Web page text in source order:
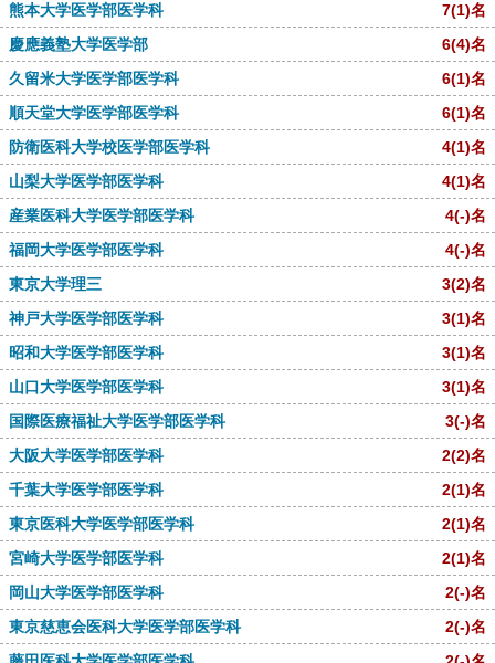
熊本大学医学部医学科
7(1)名
慶應義塾大学医学部
6(4)名
久留米大学医学部医学科
6(1)名
順天堂大学医学部医学科
6(1)名
防衛医科大学校医学部医学科
4(1)名
山梨大学医学部医学科
4(1)名
産業医科大学医学部医学科
4(-)名
福岡大学医学部医学科
4(-)名
東京大学理三
3(2)名
神戸大学医学部医学科
3(1)名
昭和大学医学部医学科
3(1)名
山口大学医学部医学科
3(1)名
国際医療福祉大学医学部医学科
3(-)名
大阪大学医学部医学科
2(2)名
千葉大学医学部医学科
2(1)名
東京医科大学医学部医学科
2(1)名
宮崎大学医学部医学科
2(1)名
岡山大学医学部医学科
2(-)名
東京慈恵会医科大学医学部医学科
2(-)名